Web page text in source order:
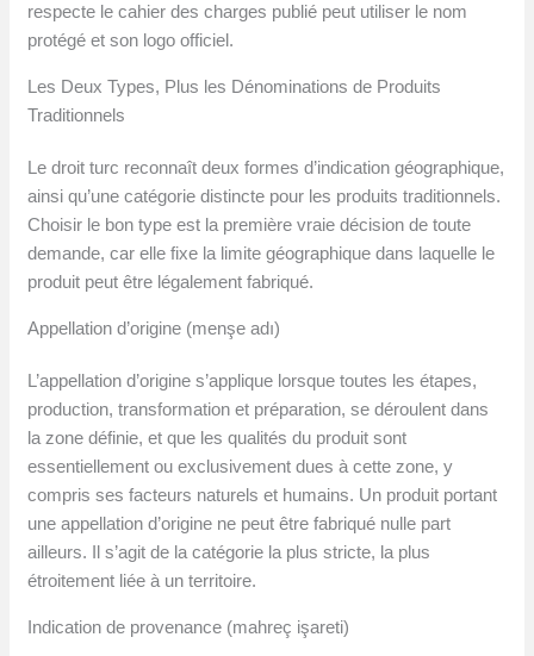
respecte le cahier des charges publié peut utiliser le nom
protégé et son logo officiel.
Les Deux Types, Plus les Dénominations de Produits
Traditionnels
Le droit turc reconnaît deux formes d’indication géographique,
ainsi qu’une catégorie distincte pour les produits traditionnels.
Choisir le bon type est la première vraie décision de toute
demande, car elle fixe la limite géographique dans laquelle le
produit peut être légalement fabriqué.
Appellation d’origine (menşe adı)
L’appellation d’origine s’applique lorsque toutes les étapes,
production, transformation et préparation, se déroulent dans
la zone définie, et que les qualités du produit sont
essentiellement ou exclusivement dues à cette zone, y
compris ses facteurs naturels et humains. Un produit portant
une appellation d’origine ne peut être fabriqué nulle part
ailleurs. Il s’agit de la catégorie la plus stricte, la plus
étroitement liée à un territoire.
Indication de provenance (mahreç işareti)